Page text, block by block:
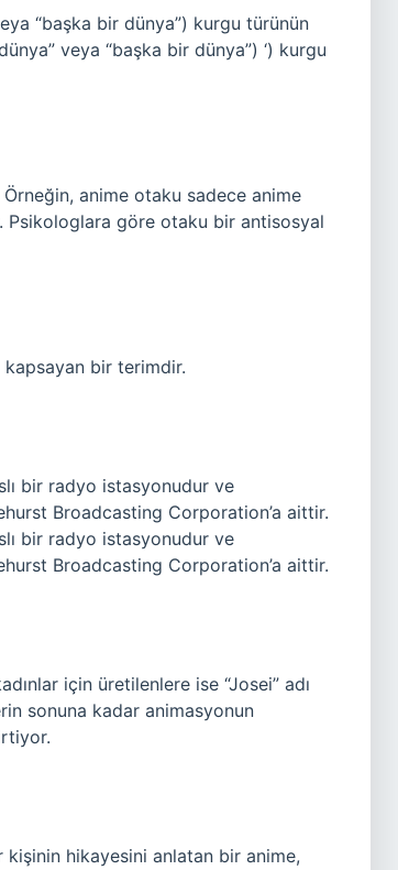
“başka bir dünya”) kurgu türünün
veya “başka bir dünya”) ‘) kurgu
Örneğin, anime otaku sadece anime
göre otaku bir antisosyal
kapsayan bir terimdir.
bir radyo istasyonudur ve
Broadcasting Corporation’a aittir.
bir radyo istasyonudur ve
Broadcasting Corporation’a aittir.
için üretilenlere ise “Josei” adı
sonuna kadar animasyonun
kişinin hikayesini anlatan bir anime,